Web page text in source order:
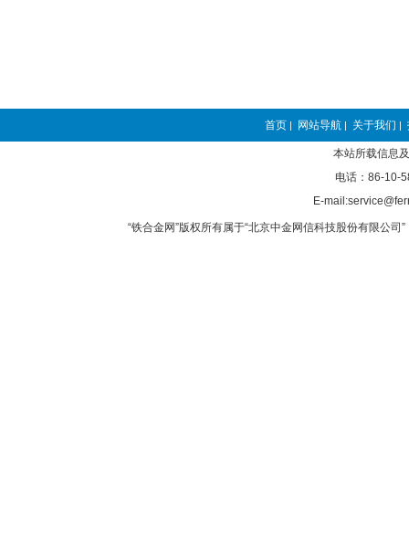
首页 | 网站导航 | 关于我们 |
本站所载信息
电话：86-10-
E-
“铁合金网”版权所有属于“北京中金网信科技股份有限公司